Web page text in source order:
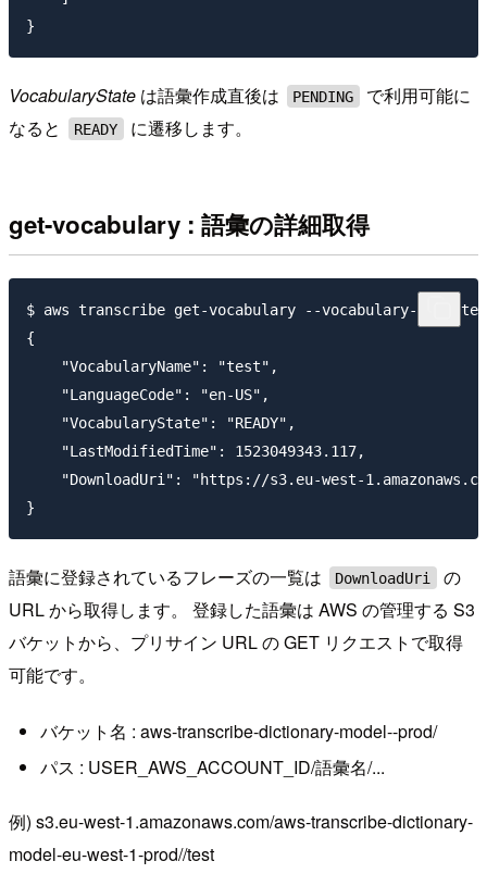
VocabularyState は語彙作成直後は PENDING
で利用可能に
なると
READY に遷移します。
get-vocabulary : 語彙の詳細取得
$ aws transcribe get-vocabulary --vocabulary-
{
    "VocabularyName": "test",
    "LanguageCode": "en-US",
    "VocabularyState": "READY",
    "LastModifiedTime": 1523049343.117,
"DownloadUri": "https://s3.eu-west-
語彙に登録されているフレーズの一覧は DownloadUri
の
URL から取得します。 登録した語彙は AWS の管理する S3
バケットから、プリサイン URL の GET リクエストで取得
可能です。
バケット名 : aws-transcribe-dictionary-model--prod/
パス : USER_AWS_ACCOUNT_ID/語彙名/...
例) s3.eu-west-1.amazonaws.com/aws-transcribe-dictionary-
model-eu-west-1-prod//test